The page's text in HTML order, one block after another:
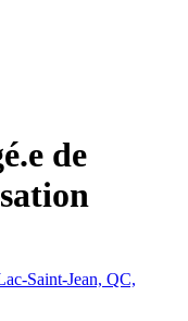
de
Saint-Jean, QC,